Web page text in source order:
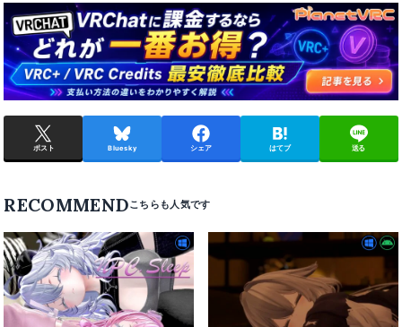
ポスト Bluesky シェア はてブ 送る
RECOMMEND